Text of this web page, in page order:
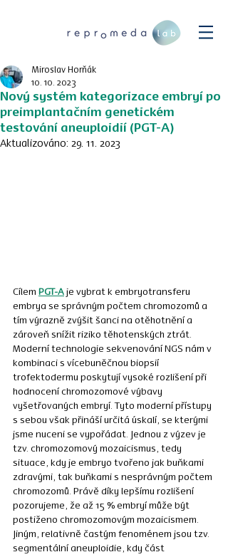
Nový systém kategorizace embryí po
preimplantačním genetickém
testování aneuploidií (PGT-A)
Miroslav Horňák
10. 10. 2023
Aktualizováno: 29. 11. 2023
Cílem PGT-A je vybrat k embryotransferu
embrya se správným počtem chromozomů a
tím výrazně zvýšit šanci na otěhotnění a
zároveň snížit riziko těhotenských ztrát.
Moderní technologie sekvenování NGS nám v
kombinaci s vícebuněčnou biopsií
trofektodermu poskytují vysoké rozlišení při
hodnocení chromozomové výbavy
vyšetřovaných embryí. Tyto moderní přístupy
s sebou však přináší určitá úskalí, se kterými
jsme nuceni se vypořádat. Jednou z výzev je
tzv. chromozomový mozaicismus, tedy
situace, kdy je embryo tvořeno jak buňkami
zdravými, tak buňkami s nesprávným počtem
chromozomů. Právě díky lepšímu rozlišení
pozorujeme, že až 15 % embryí může být
postiženo chromozomovým mozaicismem.
Jiným, relativně častým fenoménem jsou tzv.
segmentální aneuploidie, kdy část